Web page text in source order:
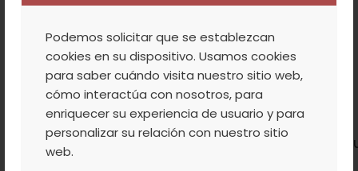
Podemos solicitar que se establezcan
cookies en su dispositivo. Usamos cookies
para saber cuándo visita nuestro sitio web,
cómo interactúa con nosotros, para
enriquecer su experiencia de usuario y para
personalizar su relación con nuestro sitio
web.
La recolección de las afamadas
del Valle del Jertese realiza durante los
meses de mayo, junio y julio. En ésta época
celebramos desde hace años
la “Cerecera“, un
programacultural,gastronómicoy